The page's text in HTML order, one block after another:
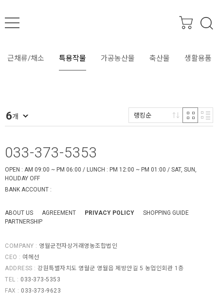
SEARCH
근채류/채소 특용작물 가공농산물 축산물 생활용품
6개 랭킹순
033-373-5353
OPEN : AM 09:00 ~ PM 06:00 / LUNCH : PM 12:00 ~ PM 01:00 / SAT, SUN,
HOLIDAY OFF
BANK ACCOUNT :
ABOUT US AGREEMENT PRIVACY POLICY
SHOPPING GUIDE
PARTNERSHIP
COMPANY : 영월군전자상거래영농조합법인
CEO : 여헤선
ADDRESS : 강원특별자치도 영월군 영월읍 제방안길 5 농업인회관 1층
TEL : 033-373-5353
FAX : 033-373-9623